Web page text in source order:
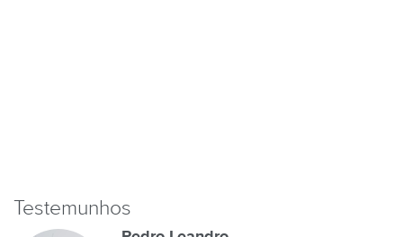
Testemunhos